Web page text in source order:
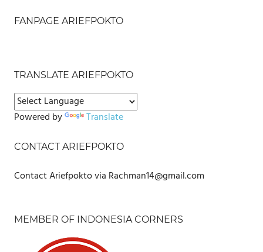
FANPAGE ARIEFPOKTO
TRANSLATE ARIEFPOKTO
Powered by Translate
CONTACT ARIEFPOKTO
Contact Ariefpokto via Rachman14@gmail.com
MEMBER OF INDONESIA CORNERS